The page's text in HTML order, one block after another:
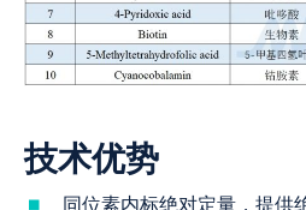
技术优势